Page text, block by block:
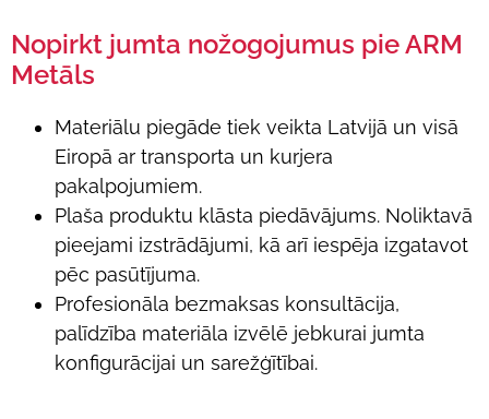
Nopirkt jumta nožogojumus pie ARM
Metāls
Materiālu piegāde tiek veikta Latvijā un visā
Eiropā ar transporta un kurjera
pakalpojumiem.
Plaša produktu klāsta piedāvājums. Noliktavā
pieejami izstrādājumi, kā arī iespēja izgatavot
pēc pasūtījuma.
Profesionāla bezmaksas konsultācija,
palīdzība materiāla izvēlē jebkurai jumta
konfigurācijai un sarežģītībai.